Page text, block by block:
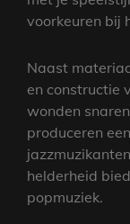
voorkeuren bij
Naast
en constructie
wonden
produceren
helderheid
popmuziek.